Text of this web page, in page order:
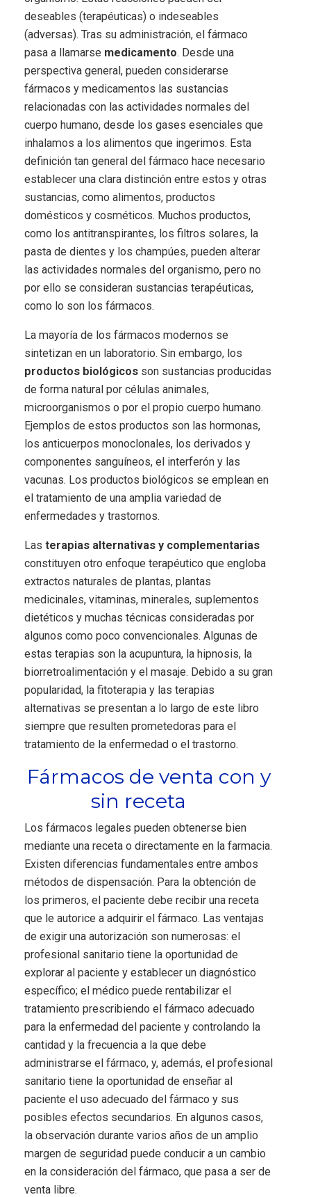
deseables (terapéuticas) o indeseables
(adversas). Tras su administración, el fármaco
pasa a llamarse medicamento. Desde una
perspectiva general, pueden considerarse
fármacos y medicamentos las sustancias
relacionadas con las actividades normales del
cuerpo humano, desde los gases esenciales que
inhalamos a los alimentos que ingerimos. Esta
definición tan general del fármaco hace necesario
establecer una clara distinción entre estos y otras
sustancias, como alimentos, productos
domésticos y cosméticos. Muchos productos,
como los antitranspirantes, los filtros solares, la
pasta de dientes y los champúes, pueden alterar
las actividades normales del organismo, pero no
por ello se consideran sustancias terapéuticas,
como lo son los fármacos.
La mayoría de los fármacos modernos se
sintetizan en un laboratorio. Sin embargo, los
productos biológicos son sustancias producidas
de forma natural por células animales,
microorganismos o por el propio cuerpo humano.
Ejemplos de estos productos son las hormonas,
los anticuerpos monoclonales, los derivados y
componentes sanguíneos, el interferón y las
vacunas. Los productos biológicos se emplean en
el tratamiento de una amplia variedad de
enfermedades y trastornos.
Las terapias alternativas y complementarias
constituyen otro enfoque terapéutico que engloba
extractos naturales de plantas, plantas
medicinales, vitaminas, minerales, suplementos
dietéticos y muchas técnicas consideradas por
algunos como poco convencionales. Algunas de
estas terapias son la acupuntura, la hipnosis, la
biorretroalimentación y el masaje. Debido a su gran
popularidad, la fitoterapia y las terapias
alternativas se presentan a lo largo de este libro
siempre que resulten prometedoras para el
tratamiento de la enfermedad o el trastorno.
Fármacos de venta con y
sin receta
Los fármacos legales pueden obtenerse bien
mediante una receta o directamente en la farmacia.
Existen diferencias fundamentales entre ambos
métodos de dispensación. Para la obtención de
los primeros, el paciente debe recibir una receta
que le autorice a adquirir el fármaco. Las ventajas
de exigir una autorización son numerosas: el
profesional sanitario tiene la oportunidad de
explorar al paciente y establecer un diagnóstico
específico; el médico puede rentabilizar el
tratamiento prescribiendo el fármaco adecuado
para la enfermedad del paciente y controlando la
cantidad y la frecuencia a la que debe
administrarse el fármaco, y, además, el profesional
sanitario tiene la oportunidad de enseñar al
paciente el uso adecuado del fármaco y sus
posibles efectos secundarios. En algunos casos,
la observación durante varios años de un amplio
margen de seguridad puede conducir a un cambio
en la consideración del fármaco, que pasa a ser de
venta libre.